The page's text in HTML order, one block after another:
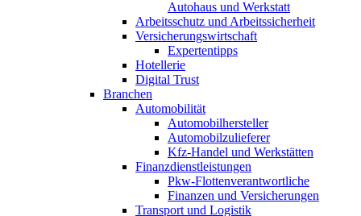
Autohaus und Werkstatt
Arbeitsschutz und Arbeitssicherheit
Versicherungswirtschaft
Expertentipps
Hotellerie
Digital Trust
Branchen
Automobilität
Automobilhersteller
Automobilzulieferer
Kfz-Handel und Werkstätten
Finanzdienstleistungen
Pkw‑Flottenverantwortliche
Finanzen und Versicherungen
Transport und Logistik